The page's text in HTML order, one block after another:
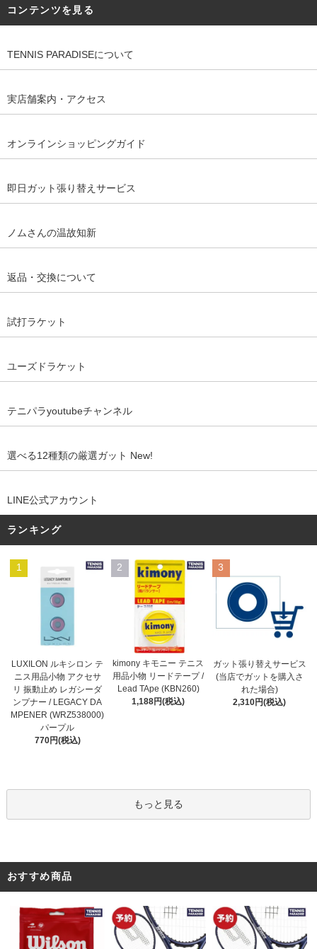
コンテンツを見る
TENNIS PARADISEについて
実店舗案内・アクセス
オンラインショッピングガイド
即日ガット張り替えサービス
ノムさんの温故知新
返品・交換について
試打ラケット
ユーズドラケット
テニパラyoutubeチャンネル
選べる12種類の厳選ガット New!
LINE公式アカウント
ランキング
1
LUXILON ルキシロン テ
ニス用品小物 アクセサ
リ 振動止め レガシーダ
ンプナー / LEGACY DA
MPENER (WRZ538000)
パープル
770円(税込)
2
kimony キモニー テニス
用品小物 リードテープ /
Lead TApe (KBN260)
1,188円(税込)
3
ガット張り替えサービス
(当店でガットを購入さ
れた場合)
2,310円(税込)
もっと見る
おすすめ商品